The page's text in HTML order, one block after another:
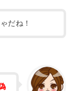
だね！